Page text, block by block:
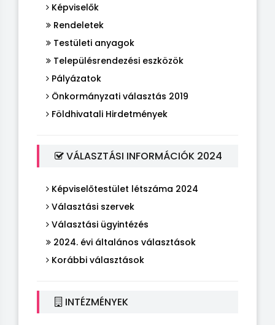
Képviselők
Rendeletek
Testületi anyagok
Településrendezési eszközök
Pályázatok
Önkormányzati választás 2019
Földhivatali Hirdetmények
VÁLASZTÁSI INFORMÁCIÓK 2024
Képviselőtestület létszáma 2024
Választási szervek
Választási ügyintézés
2024. évi általános választások
Korábbi választások
INTÉZMÉNYEK